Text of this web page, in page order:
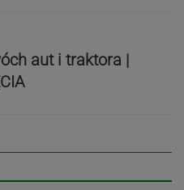
aut i traktora |